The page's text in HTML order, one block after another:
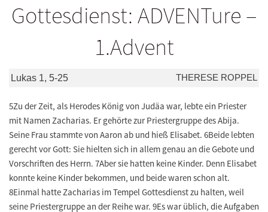
Gottesdienst: ADVENTure –
1.Advent
Lukas 1, 5-25 THERESE ROPPEL
5Zu der Zeit, als Herodes König von Judäa war, lebte ein Priester
mit Namen Zacharias. Er gehörte zur Priestergruppe des Abija.
Seine Frau stammte von Aaron ab und hieß Elisabet. 6Beide lebten
gerecht vor Gott: Sie hielten sich in allem genau an die Gebote und
Vorschriften des Herrn. 7Aber sie hatten keine Kinder. Denn Elisabet
konnte keine Kinder bekommen, und beide waren schon alt.
8Einmal hatte Zacharias im Tempel Gottesdienst zu halten, weil
seine Priestergruppe an der Reihe war. 9Es war üblich, die Aufgaben